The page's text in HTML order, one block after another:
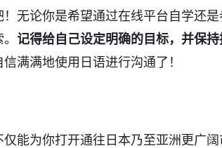
无论你是希望通过在线平台自学还
记得给自己设定明确的目标，并保持
满满地使用日语进行沟通了！
能为你打开通往日本乃至亚洲更广